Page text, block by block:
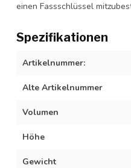
einen Fassschlüssel
Spezifikationen
Artikelnummer:
Alte Artikelnummer
Volumen
Höhe
Gewicht